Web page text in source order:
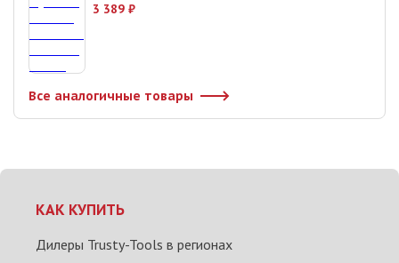
3 389 ₽
Все аналогичные товары
КАК КУПИТЬ
Дилеры Trusty-Tools в регионах